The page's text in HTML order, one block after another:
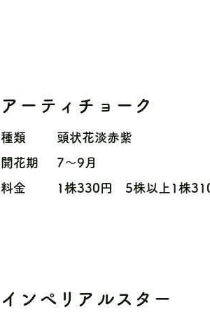
アーティチョーク
種類
頭状花淡赤紫
開花期
7〜9月
料金
1株330円 5株以上1株
インペリアルスター